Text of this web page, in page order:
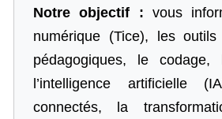
Notre objectif : vous
numérique (Tice), les
pédagogiques, le codage,
l’intelligence artificielle
connectés, la